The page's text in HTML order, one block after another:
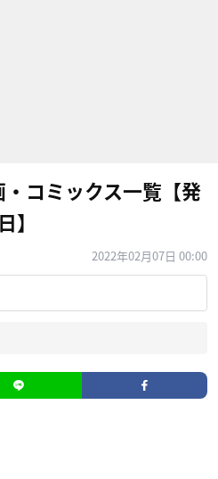
コミックス一覧【発
】
2022年02月07日 00:00